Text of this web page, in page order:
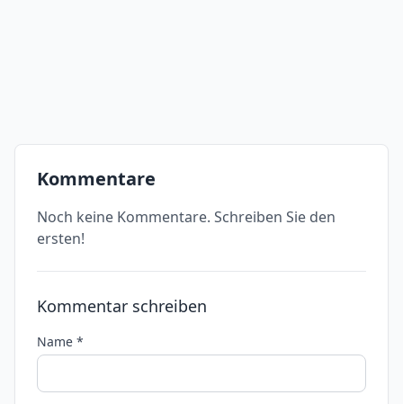
Kommentare
Noch keine Kommentare. Schreiben Sie den
ersten!
Kommentar schreiben
Name *